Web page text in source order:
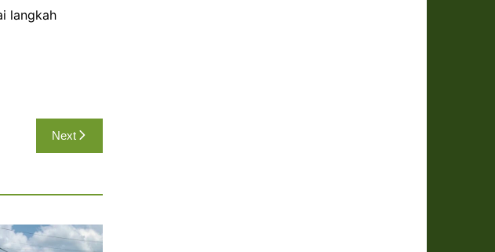
langkah
Next